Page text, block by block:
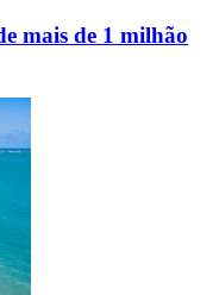
mais de 1 milhão